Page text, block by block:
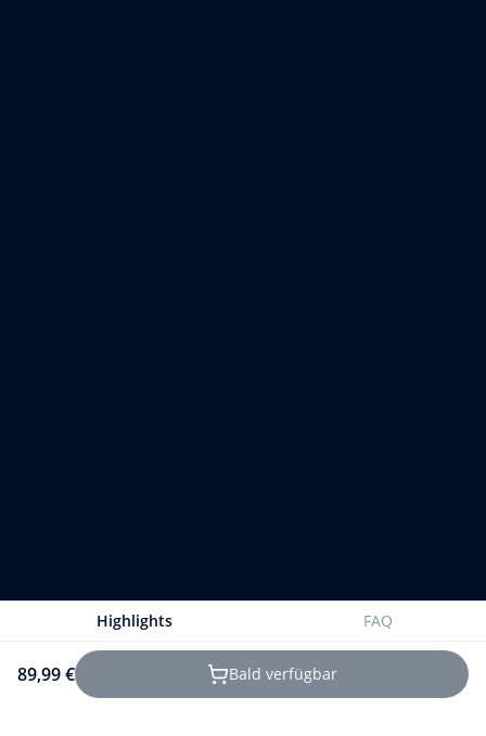
Highlights FAQ
89,99 € Bald verfügbar